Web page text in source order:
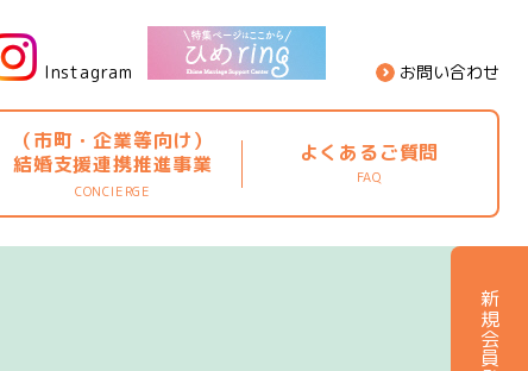
（市町・企業等向け）
結婚支援連携推進事業
CONCIERGE
よくあるご質問
FAQ
お問い合わせ
Instagram